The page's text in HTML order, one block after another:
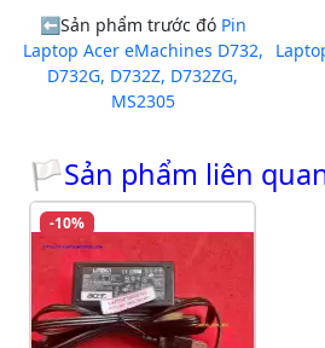
Sản phẩm trước đó Pin
Laptop Acer eMachines D732,
D732G, D732Z, D732ZG,
MS2305
🏳Sản phẩm liên
-10%